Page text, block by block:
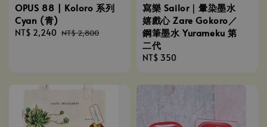
OPUS 88 | Koloro 系列
Cyan (青)
Sale
NT$ 2,240 Regular
NT$ 2,800
寫樂 Sailor｜暈染墨水
嬉戲心 Zare Gokoro／
鋼筆墨水 Yurameku 第
二代
Regular
NT$ 350